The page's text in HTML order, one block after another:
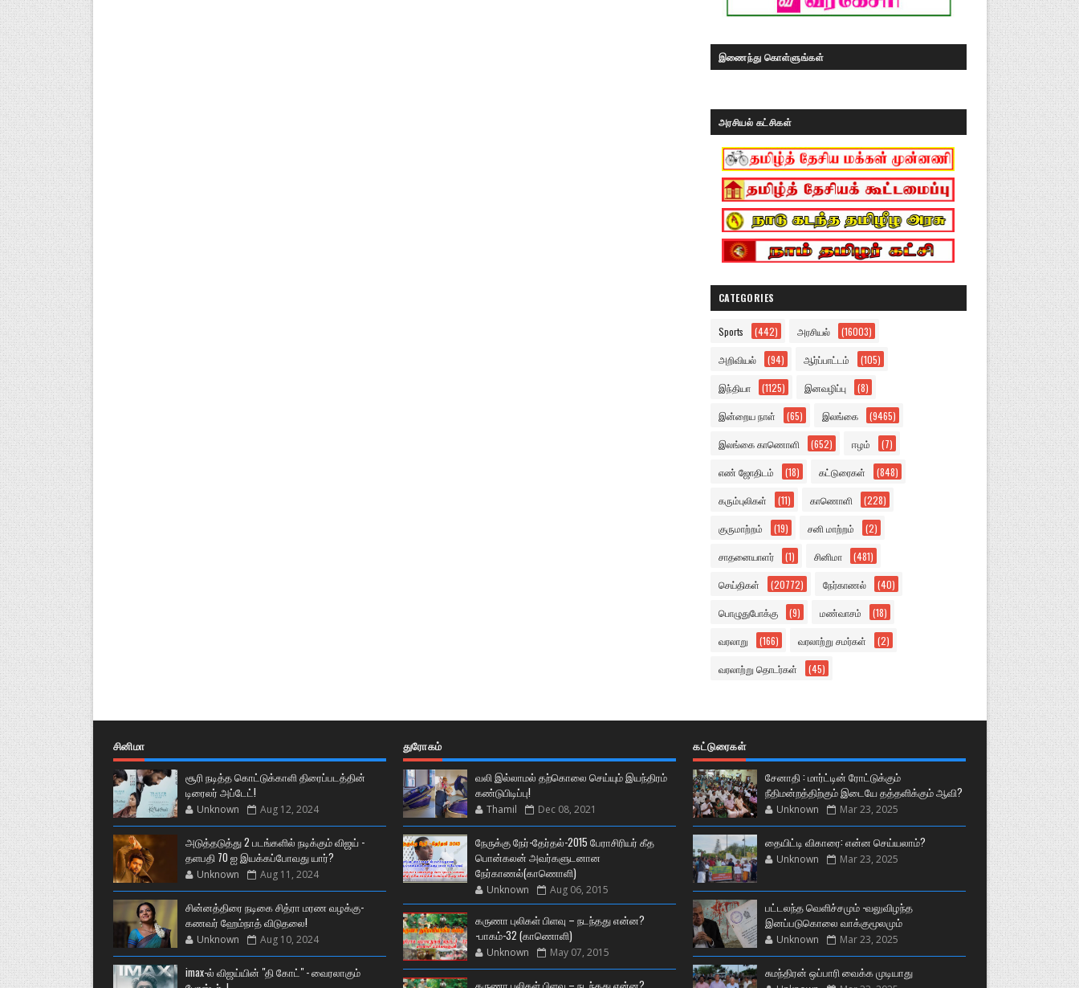
இணைந்து கொள்ளுங்கள்
அரசியல் கட்சிகள்
CATEGORIES
Sports (442) அரசியல் (16003)
அறிவியல் (94) ஆர்ப்பாட்டம் (105)
இந்தியா (1125) இனவழிப்பு (8)
இன்றைய நாள் (65) இலங்கை (9465)
இலங்கை காணொளி (652) ஈழம் (7)
எண் ஜோதிடம் (18) கட்டுரைகள் (848)
கரும்புலிகள் (11) காணொளி (228)
குருமாற்றம் (19) சனி மாற்றம் (2)
சாதனையாளர் (1) சினிமா (481)
செய்திகள் (20772) நேர்காணல் (40)
பொழுதுபோக்கு (9) மண்வாசம் (18)
வரலாறு (166) வரலாற்று சமர்கள் (2)
வரலாற்று தொடர்கள் (45)
சினிமா
சூரி நடித்த கொட்டுக்காளி திரைப்படத்தின்
டிரைலர் அப்டேட்!
Unknown Aug 12, 2024
அடுத்தடுத்து 2 படங்களில் நடிக்கும் விஜய் -
தளபதி 70 ஐ இயக்கப்போவது யார்?
Unknown Aug 11, 2024
சின்னத்திரை நடிகை சித்ரா மரண வழக்கு-
கணவர் ஹேம்நாத் விடுதலை!
Unknown Aug 10, 2024
imax-ல் விஜய்யின் "தி கோட்" - வைரலாகும்
துரோகம்
வலி இல்லாமல் தற்கொலை செய்யும் இயந்திரம்
கண்டுபிடிப்பு!
Thamil Dec 08, 2021
நேருக்கு நேர்-தேர்தல்-2015 பேராசிரியர் கீத
பொன்கலன் அவர்களுடனான
நேர்காணல்(காணொளி)
Unknown Aug 06, 2015
கருணா புலிகள் பிளவு – நடந்தது என்ன?
-பாகம்-32 (காணொளி)
Unknown May 07, 2015
கருணா புலிகள் பிளவு – நடந்தது என்ன?
கட்டுரைகள்
சேனாதி : மார்ட்டின் ரோட்டுக்கும்
நீதிமன்றத்திற்கும் இடையே தத்தளிக்கும் ஆவி?
Unknown Mar 23, 2025
தையிட்டி விகாரை: என்ன செய்யலாம்?
Unknown Mar 23, 2025
பட்டலந்த வெளிச்சமும் -வலுவிழந்த
இனப்படுகொலை வாக்குமூலமும்
Unknown Mar 23, 2025
சுமந்திரன் ஒப்பாரி வைக்க முடியாது